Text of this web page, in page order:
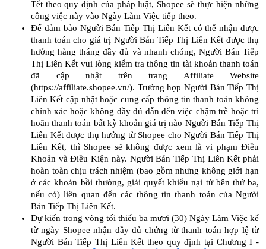
Tết theo quy định của pháp luật, Shopee sẽ thực hiện những
công việc này vào Ngày Làm Việc tiếp theo.
Để đảm bảo Người Bán Tiếp Thị Liên Kết có thể nhận được
thanh toán cho giá trị Người Bán Tiếp Thị Liên Kết được thụ
hưởng hàng tháng đầy đủ và nhanh chóng, Người Bán Tiếp
Thị Liên Kết vui lòng kiểm tra thông tin tài khoản thanh toán
đã cập nhật trên trang Affiliate Website
(https://affiliate.shopee.vn/). Trường hợp Người Bán Tiếp Thị
Liên Kết cập nhật hoặc cung cấp thông tin thanh toán không
chính xác hoặc không đầy đủ dẫn đến việc chậm trễ hoặc trì
hoãn thanh toán bất kỳ khoản giá trị nào Người Bán Tiếp Thị
Liên Kết được thụ hưởng từ Shopee cho Người Bán Tiếp Thị
Liên Kết, thì Shopee sẽ không được xem là vi phạm Điều
Khoản và Điều Kiện này. Người Bán Tiếp Thị Liên Kết phải
hoàn toàn chịu trách nhiệm (bao gồm nhưng không giới hạn
ở các khoản bồi thường, giải quyết khiếu nại từ bên thứ ba,
nếu có) liên quan đến các thông tin thanh toán của Người
Bán Tiếp Thị Liên Kết.
Dự kiến trong vòng tối thiểu ba mươi (30) Ngày Làm Việc kể
từ ngày Shopee nhận đầy đủ chứng từ thanh toán hợp lệ từ
Người Bán Tiếp Thị Liên Kết theo quy định tại Chương I -